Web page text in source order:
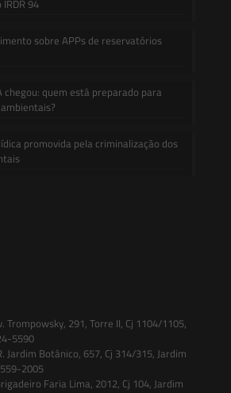
94
sobre APPs de reservatórios
chegou: quem está preparado para
promovida pela criminalização dos
Trompowsky, 291, Torre II, Cj 1104/1105,
5590
Jardim Botânico, 657, Cj 314/315, Jardim
2005
Faria Lima, 2012, Cj 104, Jardim